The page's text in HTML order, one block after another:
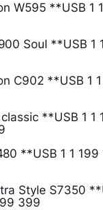
W595 **USB 1
Soul **USB 1
C902 **USB 1 1
**USB 1 1
**USB 1 1 199
Style S7350
399